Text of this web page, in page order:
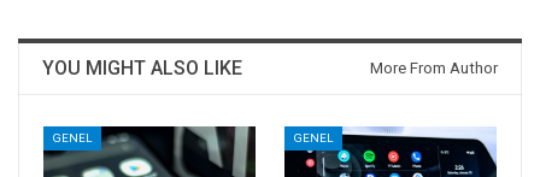
YOU MIGHT ALSO LIKE More From Author
GENEL GENEL